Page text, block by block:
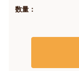
数量：